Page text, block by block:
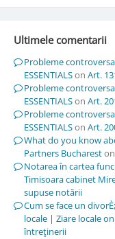
Ultimele comentarii
Probleme
ESSENTIALSon Art.
Probleme
ESSENTIALSon Art.
Probleme
ESSENTIALSon Art.
What do you know
Partners Buchareston
Notarea în cartea
Timisoara cabinet
supuse notării
Cum se face un
locale | Ziare locale
întreţinerii